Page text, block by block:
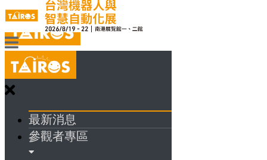
最新消息
參觀者專區